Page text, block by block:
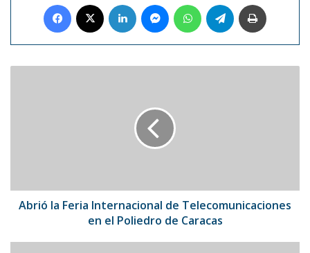
Facebook LinkedIn MessengerWhatsAppTelegram
Poliedro
deAbrió la Feria Internacional de Telecomunicaciones
en el Poliedro de Caracas